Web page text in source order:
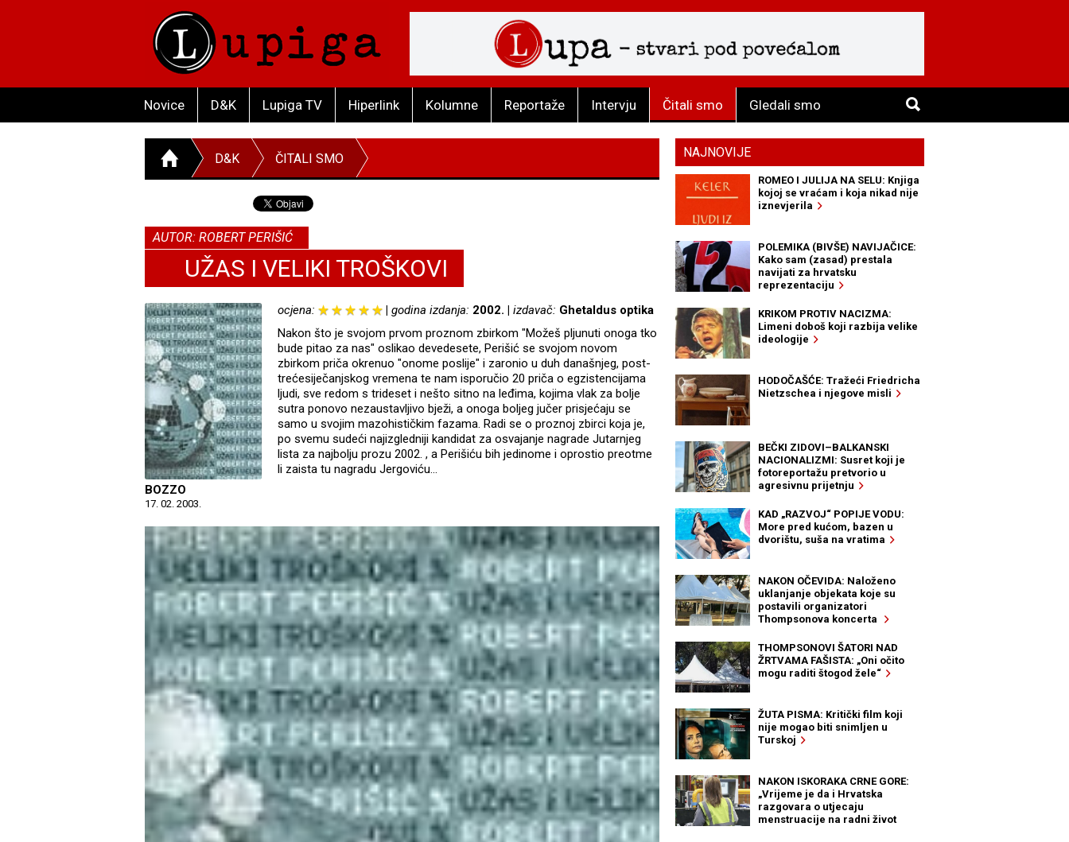
Novice D&K Lupiga TV Hiperlink Kolumne Reportaže Intervju Čitali smo Gledali smo
D&K ČITALI SMO
AUTOR: ROBERT PERIŠIĆ
UŽAS I VELIKI TROŠKOVI
BOZZO
17. 02. 2003.
ocjena: godina izdanja: 2002. izdavač: Ghetaldus optika
Nakon što je svojom prvom proznom zbirkom "Možeš pljunuti onoga tko
bude pitao za nas" oslikao devedesete, Perišić se svojom novom
zbirkom priča okrenuo "onome poslije" i zaronio u duh današnjeg, post-
trećesiječanjskog vremena te nam isporučio 20 priča o egzistencijama
ljudi, sve redom s trideset i nešto sitno na leđima, kojima vlak za bolje
sutra ponovo nezaustavljivo bježi, a onoga boljeg jučer prisjećaju se
samo u svojim mazohističkim fazama. Radi se o proznoj zbirci koja je,
po svemu sudeći najizgledniji kandidat za osvajanje nagrade Jutarnjeg
lista za najbolju prozu 2002. , a Perišiću bih jedinome i oprostio preotme
li zaista tu nagradu Jergoviću...
NAJNOVIJE
ROMEO I JULIJA NA SELU: Knjiga
kojoj se vraćam i koja nikad nije
iznevjerila
POLEMIKA (BIVŠE) NAVIJAČICE:
Kako sam (zasad) prestala
navijati za hrvatsku
reprezentaciju
KRIKOM PROTIV NACIZMA:
Limeni doboš koji razbija velike
ideologije
HODOČAŠĆE: Tražeći Friedricha
Nietzschea i njegove misli
BEČKI ZIDOVI–BALKANSKI
NACIONALIZMI: Susret koji je
fotoreportažu pretvorio u
agresivnu prijetnju
KAD „RAZVOJ“ POPIJE VODU:
More pred kućom, bazen u
dvorištu, suša na vratima
NAKON OČEVIDA: Naloženo
uklanjanje objekata koje su
postavili organizatori
Thompsonova koncerta
THOMPSONOVI ŠATORI NAD
ŽRTVAMA FAŠISTA: „Oni očito
mogu raditi štogod žele“
ŽUTA PISMA: Kritički film koji
nije mogao biti snimljen u
Turskoj
NAKON ISKORAKA CRNE GORE:
„Vrijeme je da i Hrvatska
razgovara o utjecaju
menstruacije na radni život